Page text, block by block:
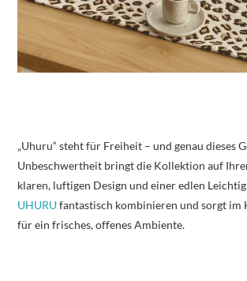
„Uhuru“ steht für Freiheit – und genau dieses
Unbeschwertheit bringt die Kollektion auf
klaren, luftigen Design und einer edlen
UHURUfantastisch kombinieren und sorgt im
für ein frisches, offenes Ambiente.